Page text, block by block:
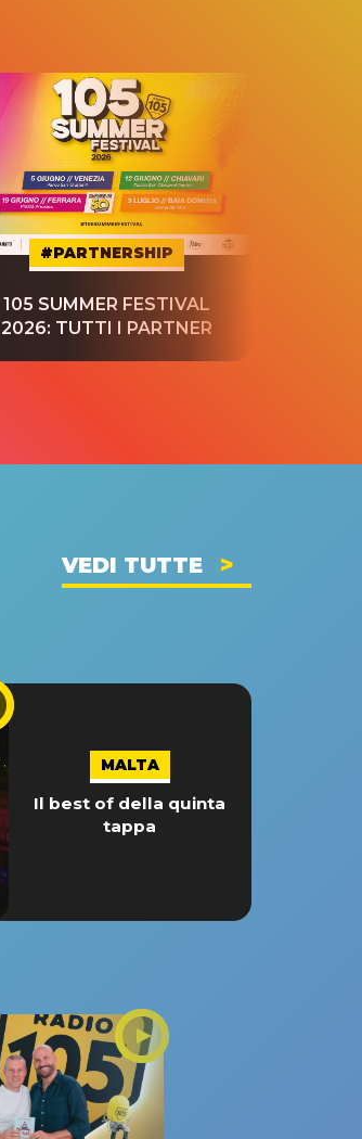
#PARTNERSHIP
105 SUMMER FESTIVAL
2026: TUTTI I PARTNER
VEDI TUTTE
MALTA
Il best of della quinta
tappa